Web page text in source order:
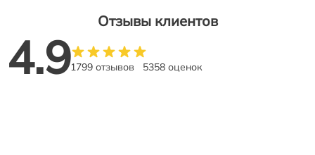
Отзывы клиентов
4.91799 отзывов 5358 оценок